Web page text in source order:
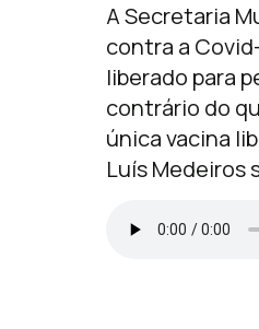
A Secretaria
contra a
liberado para
contrário do
única vacina
Luís Medeiros